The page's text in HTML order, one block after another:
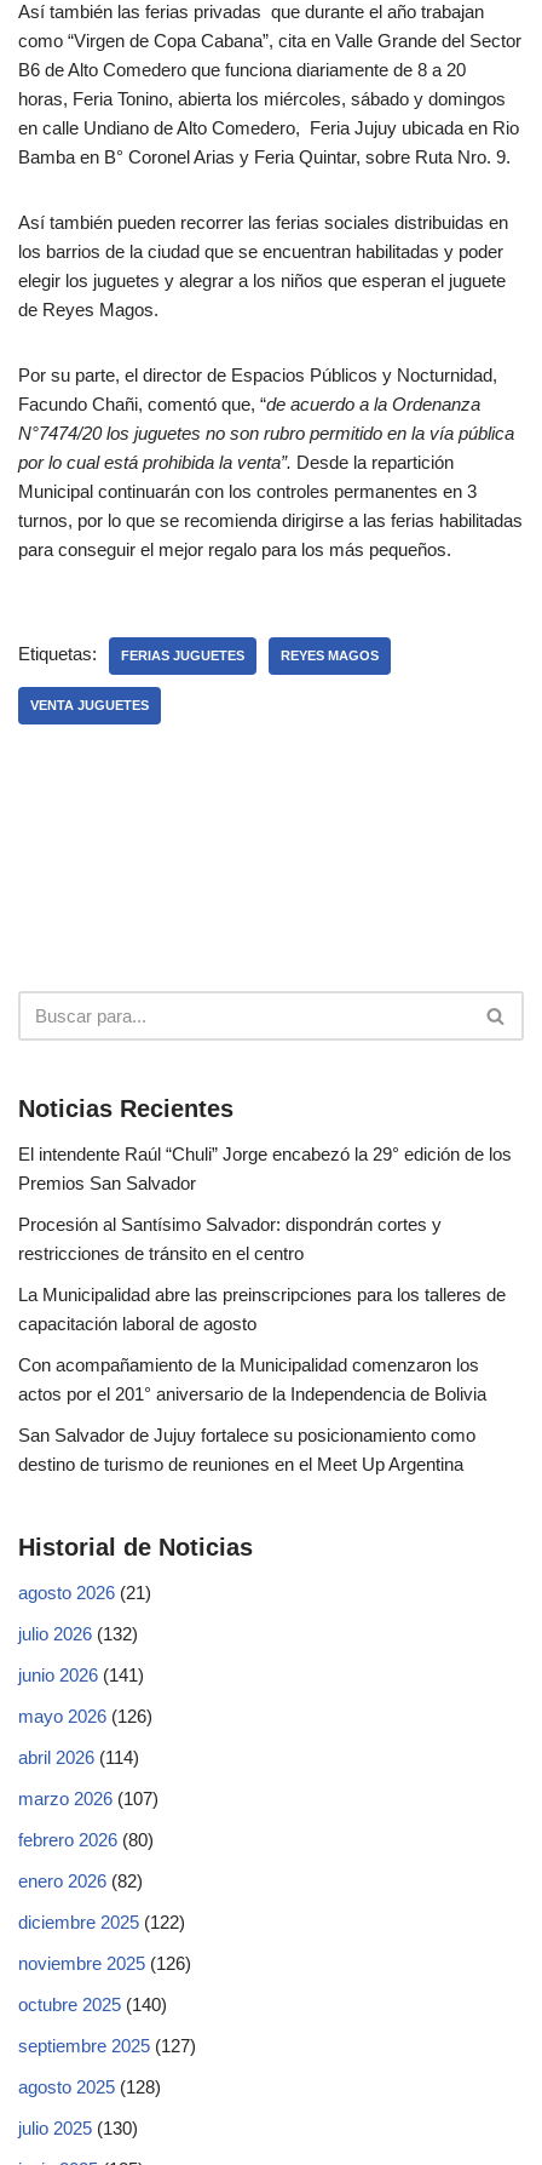
Así también las ferias privadas que durante el año trabajan
como “Virgen de Copa Cabana”, cita en Valle Grande del Sector
B6 de Alto Comedero que funciona diariamente de 8 a 20
horas, Feria Tonino, abierta los miércoles, sábado y domingos
en calle Undiano de Alto Comedero, Feria Jujuy ubicada en Rio
Bamba en B° Coronel Arias y Feria Quintar, sobre Ruta Nro. 9.
Así también pueden recorrer las ferias sociales distribuidas en
los barrios de la ciudad que se encuentran habilitadas y poder
elegir los juguetes y alegrar a los niños que esperan el juguete
de Reyes Magos.
Por su parte, el director de Espacios Públicos y Nocturnidad,
Facundo Chañi, comentó que, “de acuerdo a la Ordenanza
N°7474/20 los juguetes no son rubro permitido en la vía pública
por lo cual está prohibida la venta”. Desde la repartición
Municipal continuarán con los controles permanentes en 3
turnos, por lo que se recomienda dirigirse a las ferias habilitadas
para conseguir el mejor regalo para los más pequeños.
Etiquetas: FERIAS JUGUETES REYES MAGOS
VENTA JUGUETES
Noticias Recientes
El intendente Raúl “Chuli” Jorge encabezó la 29° edición de los
Premios San Salvador
Procesión al Santísimo Salvador: dispondrán cortes y
restricciones de tránsito en el centro
La Municipalidad abre las preinscripciones para los talleres de
capacitación laboral de agosto
Con acompañamiento de la Municipalidad comenzaron los
actos por el 201° aniversario de la Independencia de Bolivia
San Salvador de Jujuy fortalece su posicionamiento como
destino de turismo de reuniones en el Meet Up Argentina
Historial de Noticias
agosto 2026 (21)
julio 2026 (132)
junio 2026 (141)
mayo 2026 (126)
abril 2026 (114)
marzo 2026 (107)
febrero 2026 (80)
enero 2026 (82)
diciembre 2025 (122)
noviembre 2025 (126)
octubre 2025 (140)
septiembre 2025 (127)
agosto 2025 (128)
julio 2025 (130)